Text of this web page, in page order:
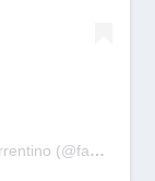
Una publicación compartida de Fabian Sorrentino (@fabiansonria)